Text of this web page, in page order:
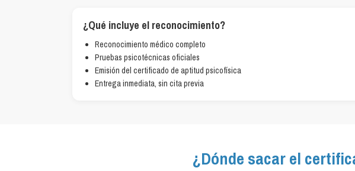
¿Qué incluye el reconocimiento?
Reconocimiento médico completo
Pruebas psicotécnicas oficiales
Emisión del certificado de aptitud psicofísica
Entrega inmediata, sin cita previa
¿Dónde sacar el